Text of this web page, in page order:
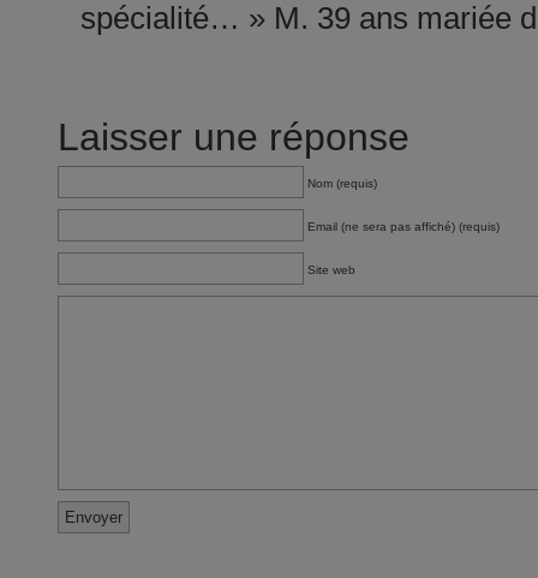
spécialité… » M. 39 ans mariée
Laisser une réponse
Nom (requis)
Email (ne sera pas affiché) (requis)
Site web